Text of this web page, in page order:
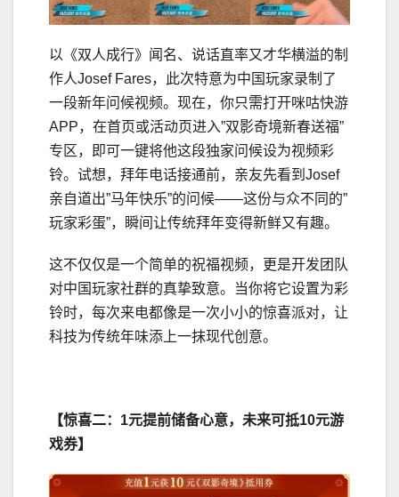
以《双人成行》闻名、说话直率又才华横溢的制
作人Josef Fares，此次特意为中国玩家录制了
一段新年问候视频。现在，你只需打开咪咕快游
APP，在首页或活动页进入”双影奇境新春送福”
专区，即可一键将他这段独家问候设为视频彩
铃。试想，拜年电话接通前，亲友先看到Josef
亲自道出”马年快乐”的问候——这份与众不同的”
玩家彩蛋”，瞬间让传统拜年变得新鲜又有趣。
这不仅仅是一个简单的祝福视频，更是开发团队
对中国玩家社群的真挚致意。当你将它设置为彩
铃时，每次来电都像是一次小小的惊喜派对，让
科技为传统年味添上一抹现代创意。
【惊喜二：1元提前储备心意，未来可抵10元游
戏券】